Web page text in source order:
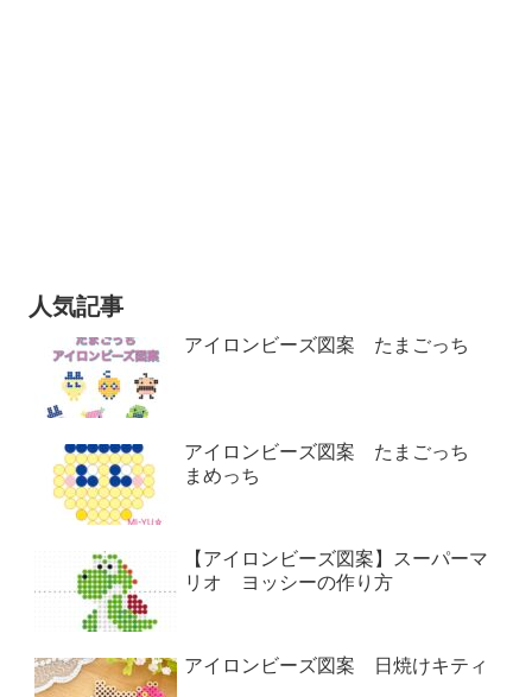
人気記事
アイロンビーズ図案 たまごっち
アイロンビーズ図案 たまごっち
まめっち
【アイロンビーズ図案】スーパーマ
リオ ヨッシーの作り方
アイロンビーズ図案 日焼けキティ